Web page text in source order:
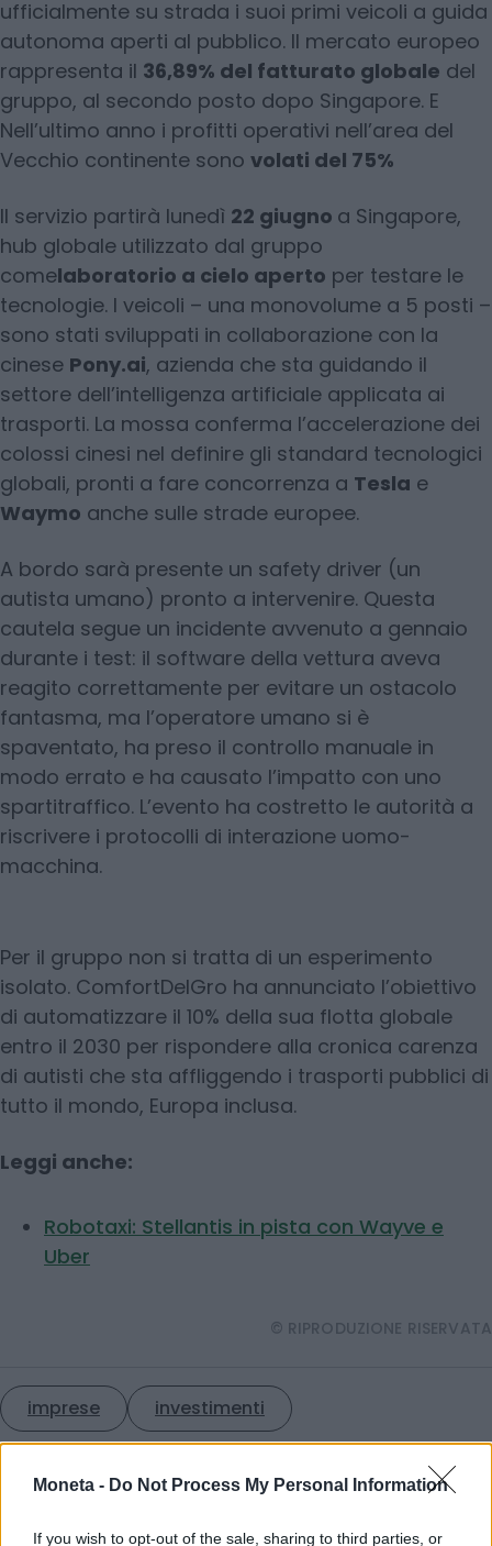
Moneta - Do Not Process My Personal Information
If you wish to opt-out of the sale, sharing to third parties, or
ufficialmente su strada i suoi primi veicoli a guida
autonoma aperti al pubblico. Il mercato europeo
rappresenta il 36,89% del fatturato globale del
gruppo, al secondo posto dopo Singapore. E
Nell’ultimo anno i profitti operativi nell’area del
Vecchio continente sono volati del 75%
Il servizio partirà lunedì 22 giugno a Singapore,
hub globale utilizzato dal gruppo
comelaboratorio a cielo aperto per testare le
tecnologie. I veicoli – una monovolume a 5 posti –
sono stati sviluppati in collaborazione con la
cinese Pony.ai, azienda che sta guidando il
settore dell’intelligenza artificiale applicata ai
trasporti. La mossa conferma l’accelerazione dei
colossi cinesi nel definire gli standard tecnologici
globali, pronti a fare concorrenza a Tesla e
Waymo anche sulle strade europee.
A bordo sarà presente un safety driver (un
autista umano) pronto a intervenire. Questa
cautela segue un incidente avvenuto a gennaio
durante i test: il software della vettura aveva
reagito correttamente per evitare un ostacolo
fantasma, ma l’operatore umano si è
spaventato, ha preso il controllo manuale in
modo errato e ha causato l’impatto con uno
spartitraffico. L’evento ha costretto le autorità a
riscrivere i protocolli di interazione uomo-
macchina.
Per il gruppo non si tratta di un esperimento
isolato. ComfortDelGro ha annunciato l’obiettivo
di automatizzare il 10% della sua flotta globale
entro il 2030 per rispondere alla cronica carenza
di autisti che sta affliggendo i trasporti pubblici di
tutto il mondo, Europa inclusa.
Leggi anche:
Robotaxi: Stellantis in pista con Wayve e
Uber
© RIPRODUZIONE RISERVATA
imprese investimenti
Condividi